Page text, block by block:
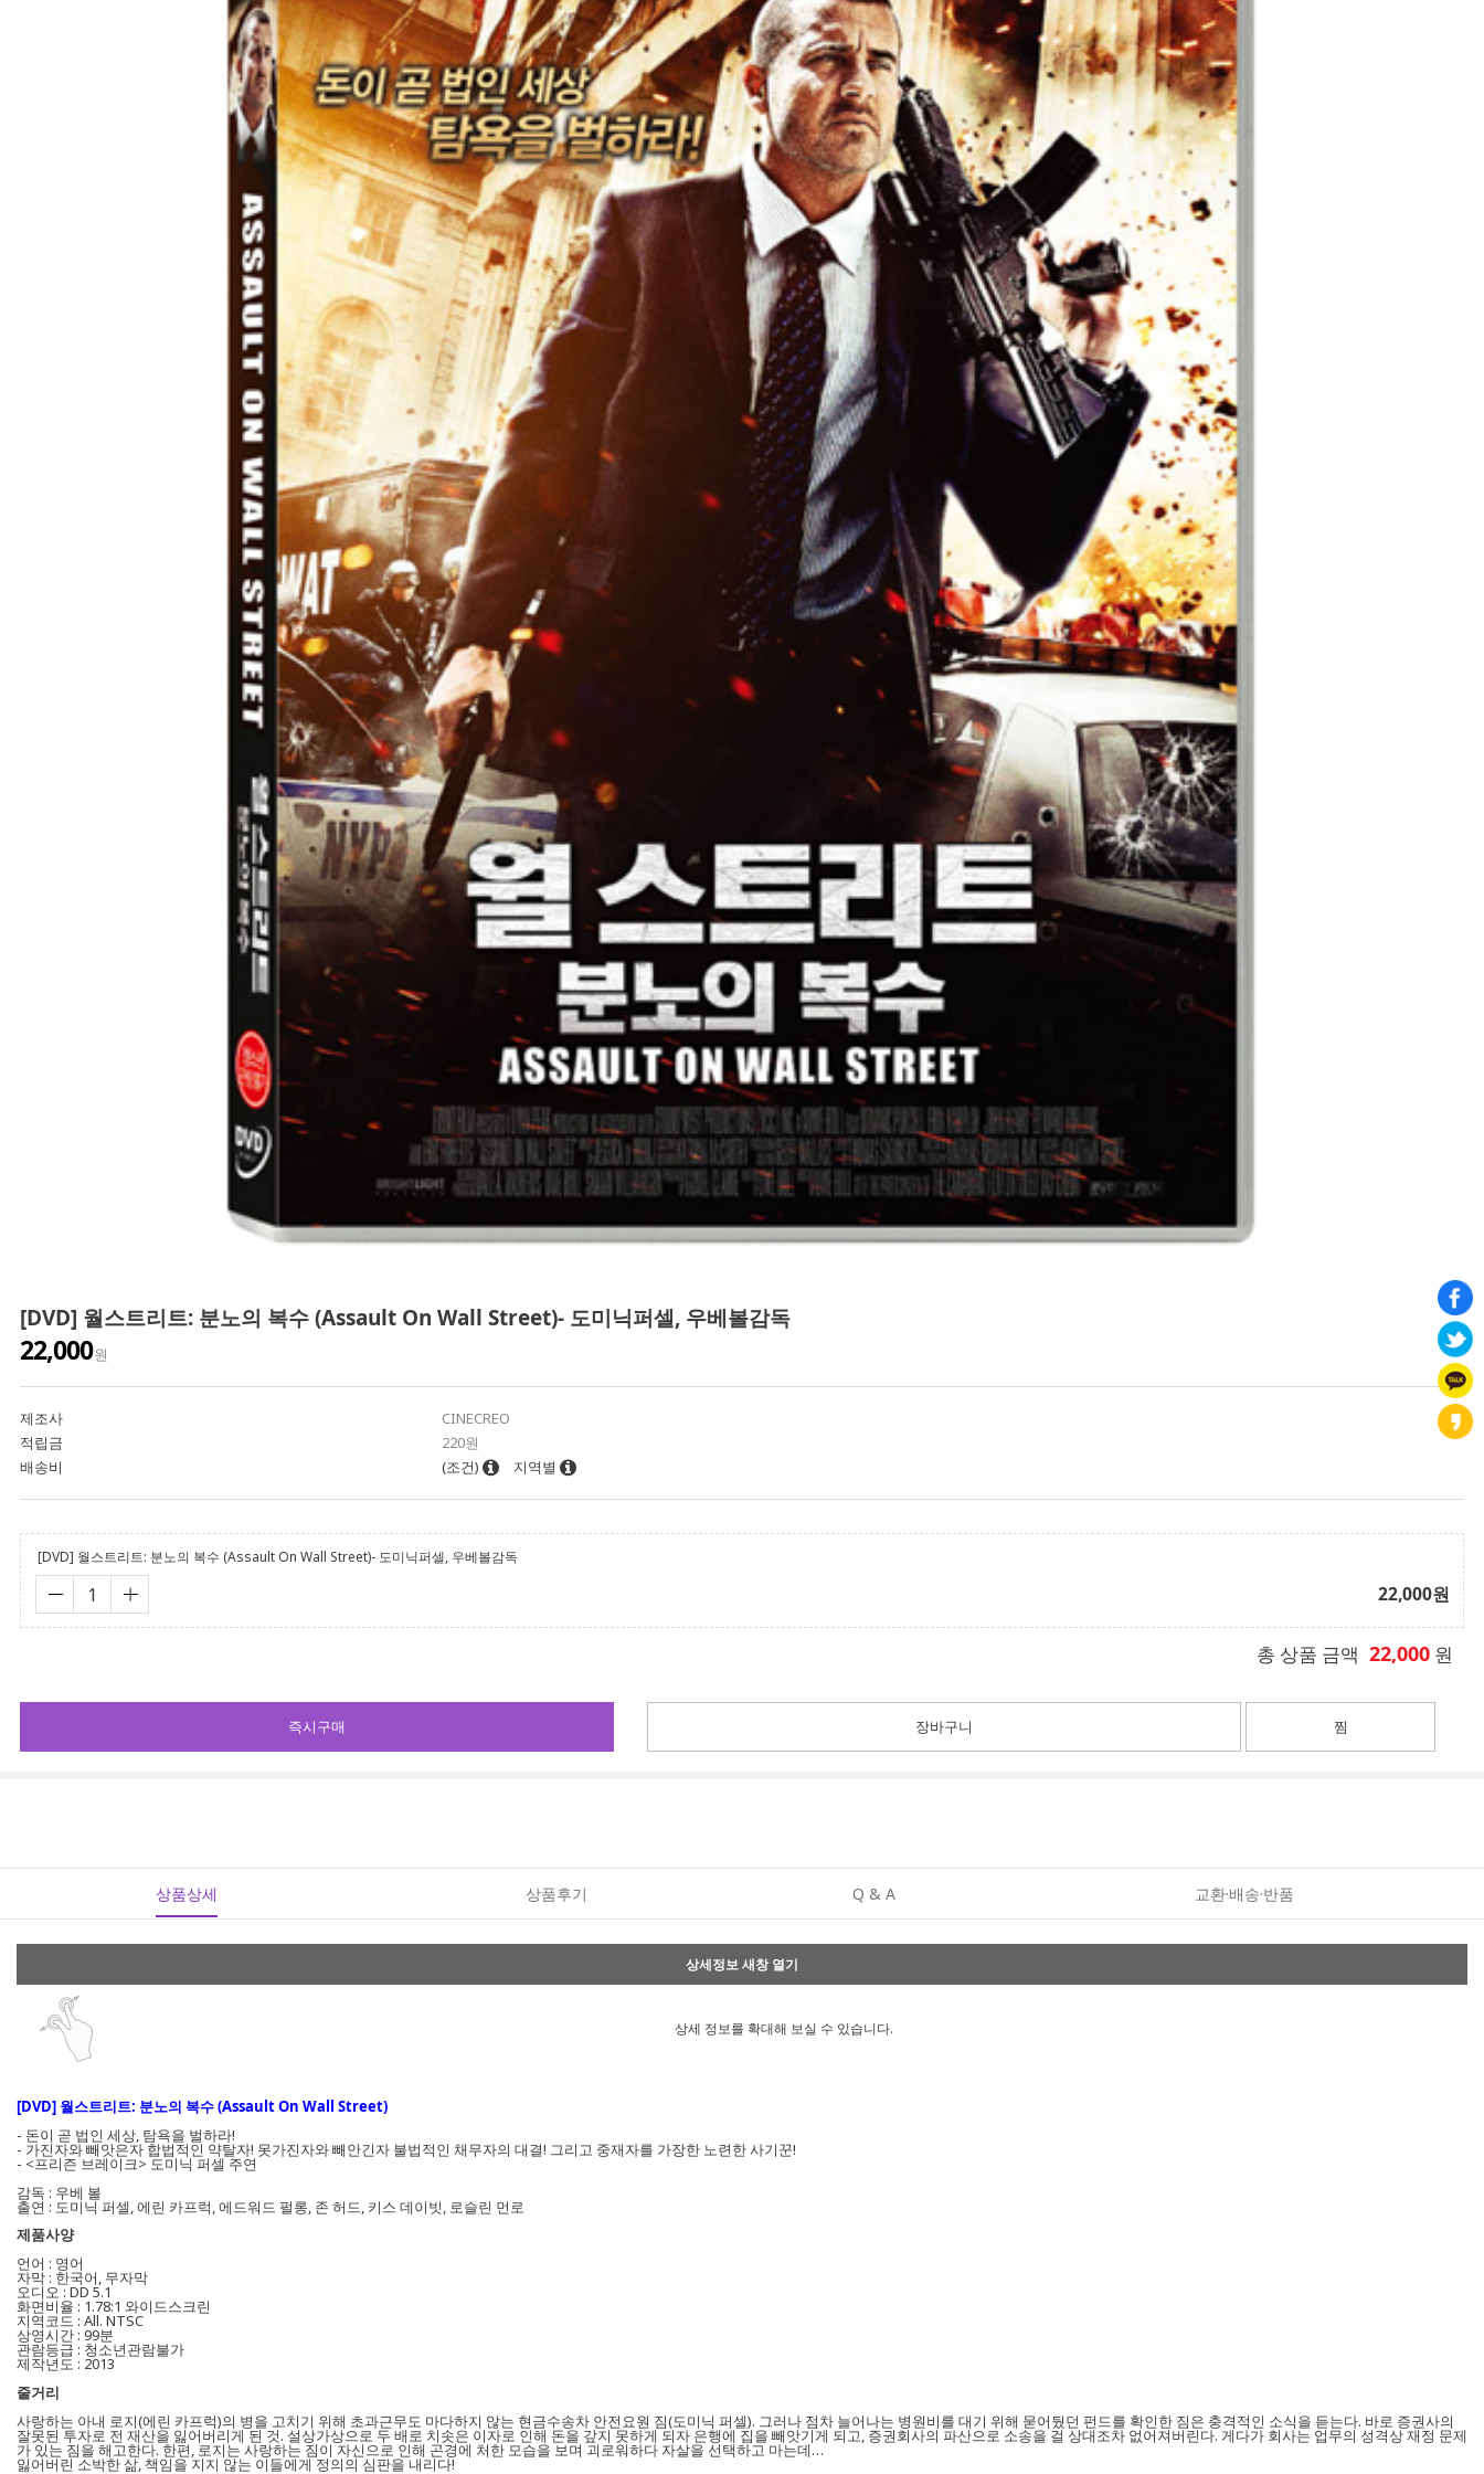
[DVD] 월스트리트: 분노의 복수 (Assault On Wall Street)- 도미닉퍼셀, 우베볼감독
22,000원
제조사
CINECREO
적립금
220원
배송비
(조건) 지역별
[DVD] 월스트리트: 분노의 복수 (Assault On Wall Street)- 도미닉퍼셀, 우베볼감독
22,000원
총 상품 금액 22,000 원
장바구니
즉시구매 찜
상품상세 상품후기 Q & A 교환·배송·반품
상세정보 새창 열기
상세 정보를 확대해 보실 수 있습니다.
[DVD] 월스트리트: 분노의 복수 (Assault On Wall Street)
- 돈이 곧 법인 세상, 탐욕을 벌하라!
- 가진자와 빼앗은자 합법적인 약탈자! 못가진자와 빼안긴자 불법적인 채무자의 대결! 그리고 중재자를 가장한 노련한 사기꾼!
- <프리즌 브레이크> 도미닉 퍼셀 주연
감독 : 우베 볼
출연 : 도미닉 퍼셀, 에린 카프럭, 에드워드 펄롱, 존 허드, 키스 데이빗, 로슬린 먼로
제품사양
언어 : 영어
자막 : 한국어, 무자막
오디오 : DD 5.1
화면비율 : 1.78:1 와이드스크린
지역코드 : All. NTSC
상영시간 : 99분
관람등급 : 청소년관람불가
제작년도 : 2013
줄거리
사랑하는 아내 로지(에린 카프럭)의 병을 고치기 위해 초과근무도 마다하지 않는 현금수송차 안전요원 짐(도미닉 퍼셀). 그러나 점차 늘어나는 병원비를 대기 위해 묻어뒀던 펀드를 확인한 짐은 충격적인 소식을 듣는다. 바로 증권사의
잘못된 투자로 전 재산을 잃어버리게 된 것. 설상가상으로 두 배로 치솟은 이자로 인해 돈을 갚지 못하게 되자 은행에 집을 빼앗기게 되고, 증권회사의 파산으로 소송을 걸 상대조차 없어져버린다. 게다가 회사는 업무의 성격상 재정 문제
가 있는 짐을 해고한다. 한편, 로지는 사랑하는 짐이 자신으로 인해 곤경에 처한 모습을 보며 괴로워하다 자살을 선택하고 마는데…
잃어버린 소박한 삶, 책임을 지지 않는 이들에게 정의의 심판을 내리다!